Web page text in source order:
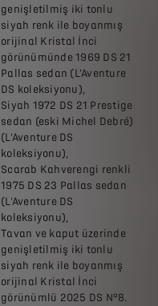
genişletilmiş iki tonlu
siyah renk ile boyanmış
orijinal Kristal İnci
görünümünde 1969 DS 21
Pallas sedan (L'Aventure
DS koleksiyonu),
Siyah 1972 DS 21 Prestige
sedan (eski Michel Debré)
(L'Aventure DS
koleksiyonu),
Scarab Kahverengi renkli
1975 DS 23 Pallas sedan
(L'Aventure DS
koleksiyonu),
Tavan ve kaput üzerinde
genişletilmiş iki tonlu
siyah renk ile boyanmış
orijinal Kristal İnci
görünümlü 2025 DS N°8.